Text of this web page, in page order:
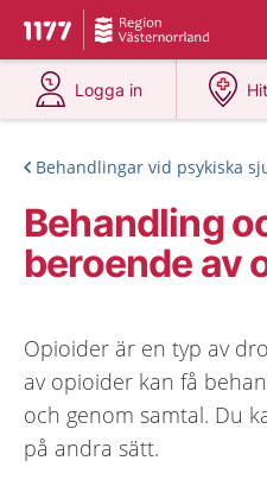
Till startsidan för 1177
Du har valt region
Logga in
på 1177.se
Behandlingar vid psykiska
Behandling
beroende av
Opioider är en typ av
av opioider kan få
och genom samtal. Du
på andra sätt.